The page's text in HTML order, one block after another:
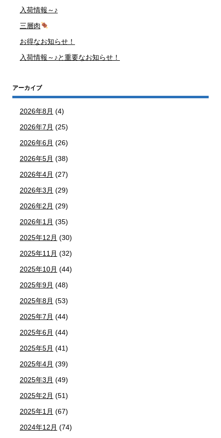
入荷情報～♪
三層肉
お得なお知らせ！
入荷情報～♪と重要なお知らせ！
アーカイブ
2026年8月 (4)
2026年7月 (25)
2026年6月 (26)
2026年5月 (38)
2026年4月 (27)
2026年3月 (29)
2026年2月 (29)
2026年1月 (35)
2025年12月 (30)
2025年11月 (32)
2025年10月 (44)
2025年9月 (48)
2025年8月 (53)
2025年7月 (44)
2025年6月 (44)
2025年5月 (41)
2025年4月 (39)
2025年3月 (49)
2025年2月 (51)
2025年1月 (67)
2024年12月 (74)